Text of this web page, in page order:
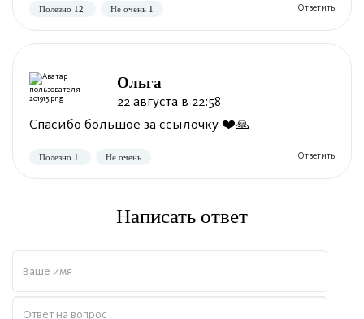
Ольга
22 августа в 22:58
Спасибо большое за ссылочку ❤️🙏
Написать ответ